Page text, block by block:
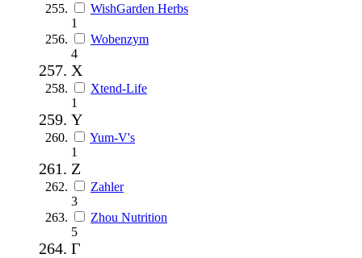
WishGarden Herbs
1
Wobenzym
4
X
Xtend-Life
1
Y
Yum-V's
1
Z
Zahler
3
Zhou Nutrition
5
Г